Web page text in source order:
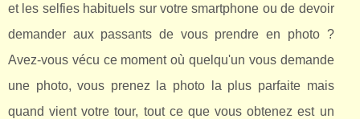
et les selfies habituels sur votre smartphone ou de devoir
demander aux passants de vous prendre en photo ?
Avez-vous vécu ce moment où quelqu'un vous demande
une photo, vous prenez la photo la plus parfaite mais
quand vient votre tour, tout ce que vous obtenez est un